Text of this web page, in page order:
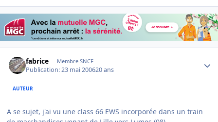
fabrice Membre SNCF
Publication:23 mai 200620 ans
AUTEUR
A se sujet, j'ai vu une class 66 EWS incorporée dans un train